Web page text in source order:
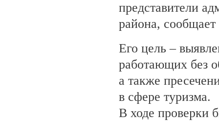
представители
района,
Его цель –
работающих без
а также
в сфере туризма.
В ходе проверки